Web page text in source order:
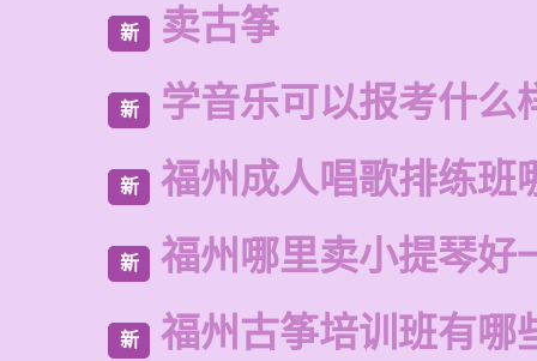
新 卖古筝
新 学音乐可以报考什么
新 福州成人唱歌排练班
新 福州哪里卖小提琴好
新 福州古筝培训班有哪